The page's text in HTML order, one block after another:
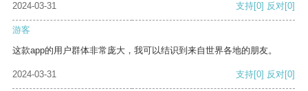
2024-03-31
支持[0] 反对[0]
游客
这款app的用户群体非常庞大，我可以结识到来自世界各地的朋友。
2024-03-31 支持[0] 反对[0]